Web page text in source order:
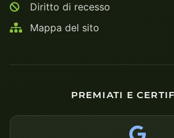
Diritto di recesso
Mappa del sito
PREMIATI E